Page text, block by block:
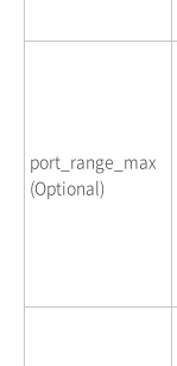
port_range_max
(Optional)